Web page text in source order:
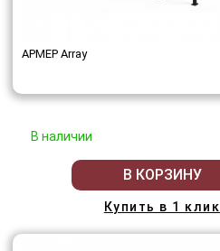
АРМЕР Array
В наличии
В КОРЗИНУ
Купить в 1 клик